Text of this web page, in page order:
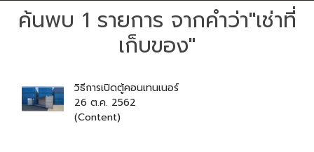
ค้นพบ 1 รายการ จากคำว่า"เช่าที่
เก็บของ"
วิธีการเปิดตู้คอนเทนเนอร์
26 ต.ค. 2562
(Content)